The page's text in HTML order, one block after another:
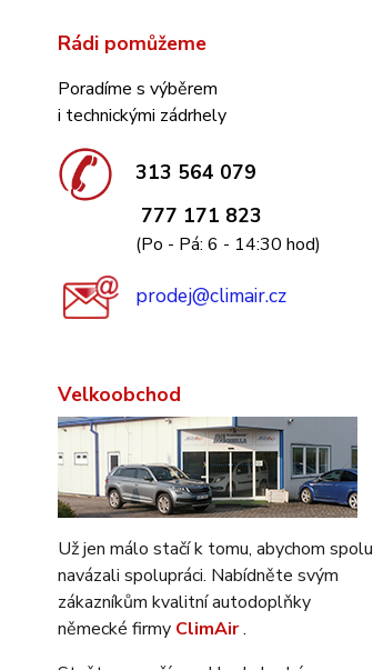
Rádi pomůžeme
Poradíme s výběrem
i technickými zádrhely
313 564 079
777 171 823
(Po - Pá: 6 - 14:30 hod)
prodej@climair.cz
Velkoobchod
Už jen málo stačí k tomu, abychom spolu
navázali spolupráci. Nabídněte svým
zákazníkům kvalitní autodoplňky
německé firmy ClimAir.